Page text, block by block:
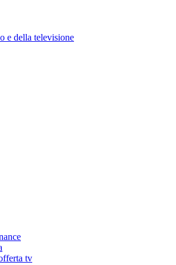
e della televisione
tv